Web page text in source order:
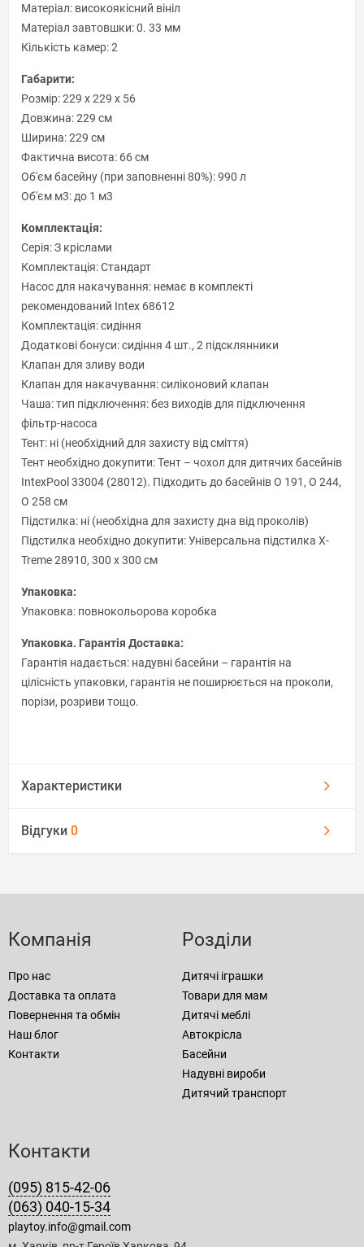
Матеріал: високоякісний вініл
Матеріал завтовшки: 0. 33 мм
Кількість камер: 2
Габарити:
Розмір: 229 х 229 х 56
Довжина: 229 см
Ширина: 229 см
Фактична висота: 66 см
Об'єм басейну (при заповненні 80%): 990 л
Об'єм м3: до 1 м3
Комплектація:
Серія: З кріслами
Комплектація: Стандарт
Насос для накачування: немає в комплекті
рекомендований Intex 68612
Комплектація: сидіння
Додаткові бонуси: сидіння 4 шт., 2 підсклянники
Клапан для зливу води
Клапан для накачування: силіконовий клапан
Чаша: тип підключення: без виходів для підключення
фільтр-насоса
Тент: ні (необхідний для захисту від сміття)
Тент необхідно докупити: Тент – чохол для дитячих басейнів
IntexPool 33004 (28012). Підходить до басейнів O 191, O 244,
O 258 см
Підстилка: ні (необхідна для захисту дна від проколів)
Підстилка необхідно докупити: Універсальна підстилка X-
Treme 28910, 300 х 300 см
Упаковка:
Упаковка: повнокольорова коробка
Упаковка. Гарантія Доставка:
Гарантія надається: надувні басейни – гарантія на
цілісність упаковки, гарантія не поширюється на проколи,
порізи, розриви тощо.
Характеристики
Відгуки 0
Компанія
Про нас
Доставка та оплата
Повернення та обмін
Наш блог
Контакти
Розділи
Дитячі іграшки
Товари для мам
Дитячі меблі
Автокрісла
Басейни
Надувні вироби
Дитячий транспорт
Контакти
(095) 815-42-06
(063) 040-15-34
playtoy.info@gmail.com